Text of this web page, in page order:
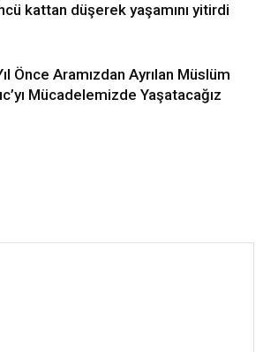
kattan düşerek yaşamını yitirdi
Önce Aramızdan Ayrılan Müslüm
Mücadelemizde Yaşatacağız